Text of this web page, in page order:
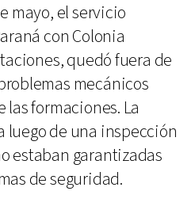
mayo, el servicio
con Colonia
quedó fuera de
mecánicos
formaciones. La
de una inspección
estaban garantizadas
de seguridad.